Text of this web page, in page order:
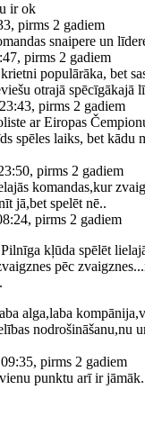
ir ok
pirms 2 gadiem
snaipere un
pirms 2 gadiem
populārāka, bet
otrajā spēcīgākajā
pirms 2 gadiem
ar Eiropas
spēles laiks, bet kādu
pirms 2 gadiem
komandas,kur
jā,bet spelēt nē..
pirms 2 gadiem
kļūda spēlēt
pēc
alga,laba
nodrošināšanu,nu
pirms 2 gadiem
punktu arī ir